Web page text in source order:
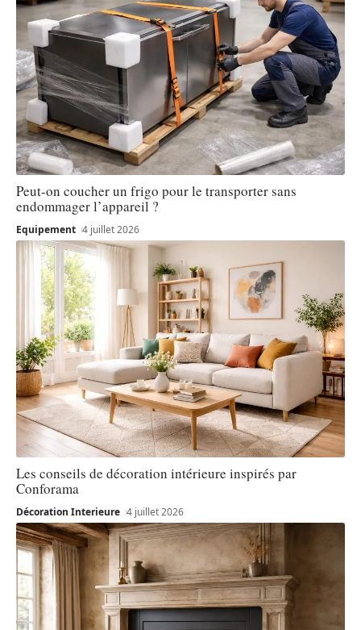
Peut-on coucher un frigo pour le transporter sans
endommager l’appareil ?
Equipement 4 juillet 2026
Les conseils de décoration intérieure inspirés par
Conforama
Décoration Interieure 4 juillet 2026